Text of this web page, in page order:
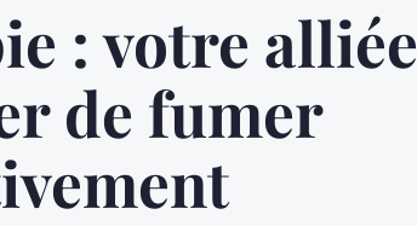
: votre alliée
de fumer